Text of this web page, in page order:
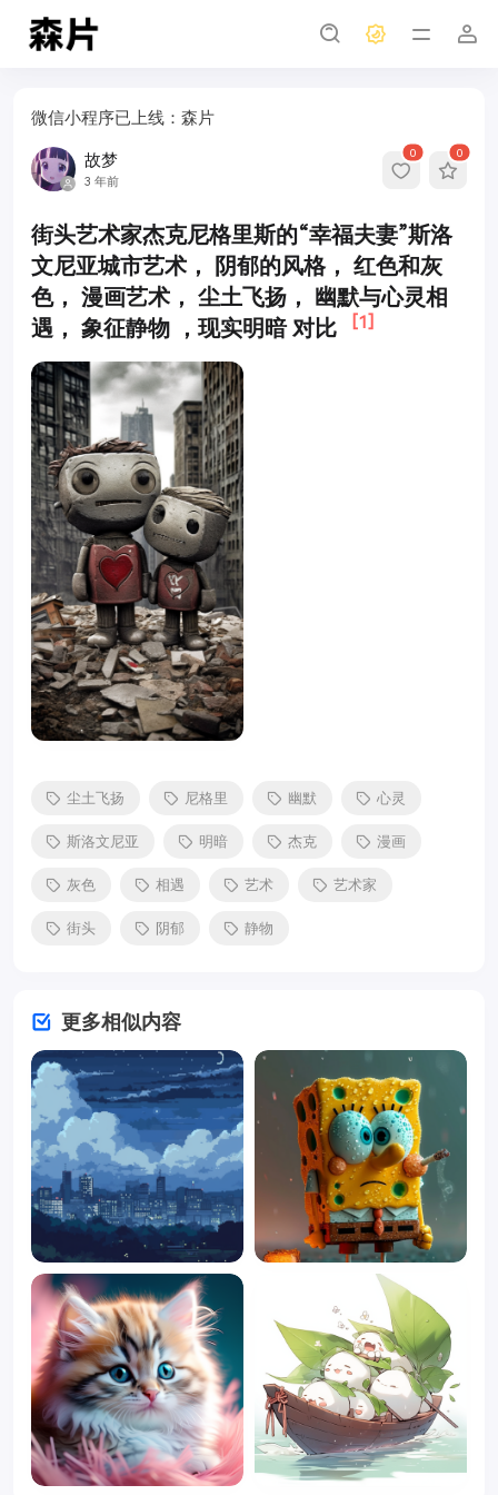
微信小程序已上线：森片
故梦
3 年前
0 0
街头艺术家杰克尼格里斯的“幸福夫妻”斯洛
文尼亚城市艺术， 阴郁的风格， 红色和灰
色， 漫画艺术， 尘土飞扬， 幽默与心灵相
遇， 象征静物 ，现实明暗 对比
[1]
尘土飞扬 尼格里 幽默 心灵
斯洛文尼亚 明暗 杰克 漫画
灰色 相遇 艺术 艺术家
街头 阴郁 静物
更多相似内容